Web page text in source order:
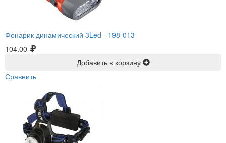
Фонарик динамический 3Led - 198-013
104.00
Добавить в корзину
Сравнить